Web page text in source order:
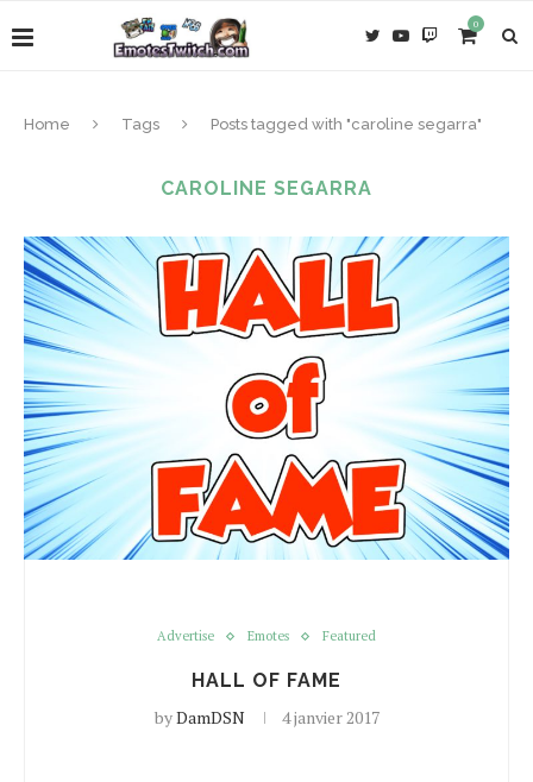
0
Home Tags Posts tagged with "caroline segarra"
CAROLINE SEGARRA
Advertise Emotes Featured
HALL OF FAME
byDamDSN 4 janvier 2017